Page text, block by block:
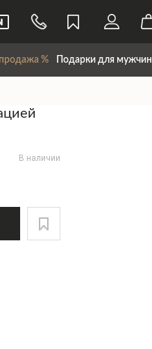
% Подарки для мужчин
В наличии